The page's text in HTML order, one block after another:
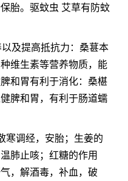
胎。驱蚊虫 艾草有防蚊
及提高抵抗力：桑葚本
维生素等营养物质，能
和胃有利于消化：桑椹
脾和胃，有利于肠道蠕
寒调经，安胎；生姜的
肺止咳；红糖的作用
，解酒毒，补血，破